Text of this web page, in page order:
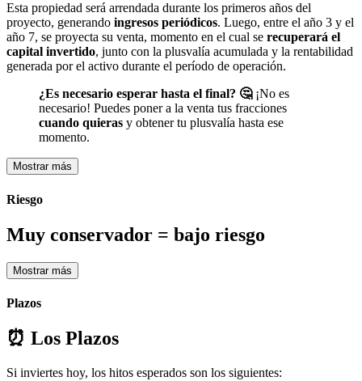
Esta propiedad será arrendada durante los primeros años del
proyecto, generando ingresos periódicos. Luego, entre el año 3 y el
año 7, se proyecta su venta, momento en el cual se recuperará el
capital invertido, junto con la plusvalía acumulada y la rentabilidad
generada por el activo durante el período de operación.
¿Es necesario esperar hasta el final? 🤔¡No es
necesario! Puedes poner a la venta tus fracciones
cuando quieras y obtener tu plusvalía hasta ese
momento.
Mostrar más
Riesgo
Muy conservador = bajo riesgo
Mostrar más
Plazos
⏰ Los Plazos
Si inviertes hoy, los hitos esperados son los siguientes: